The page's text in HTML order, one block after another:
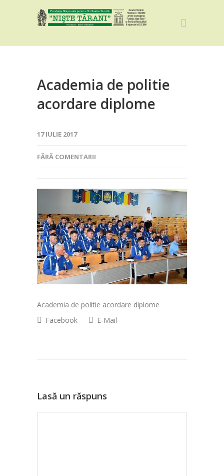
Academia de politie
acordare diplome
17 IULIE 2017
FĂRĂ COMENTARII
Academia de politie acordare diplome
Facebook
E-Mail
Lasă un răspuns